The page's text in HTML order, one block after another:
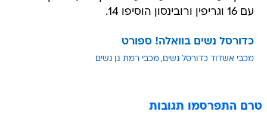
עם 16 וגריפין ורובינסון הוסיפו 14.
כדורסל נשים בוואלה! ספורט
מכבי אשדוד כדורסל נשים מכבי רמת גן נשים
טרם התפרסמו תגובות